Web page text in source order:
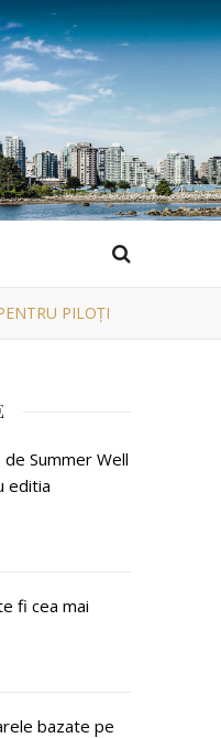
PILOȚI
Summer Well
editia
fi cea mai
bazate pe